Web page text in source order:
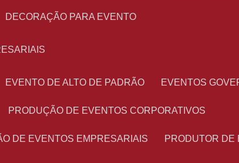
DECORAÇÃO PARA EVENTO
EVENTO DE ALTO DE PADRÃO EVENTOS
PRODUÇÃO DE EVENTOS CORPORATIVOS
DE EVENTOS EMPRESARIAIS PRODUTOR